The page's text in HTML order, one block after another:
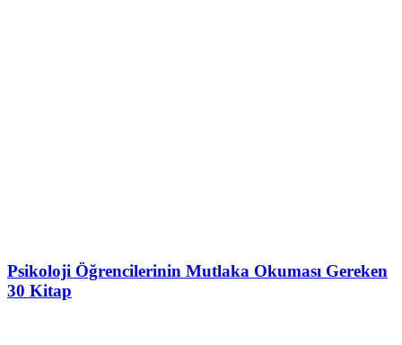
Psikoloji Öğrencilerinin Mutlaka Okuması Gereken
30 Kitap